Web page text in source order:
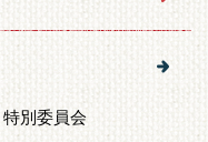
特別委員会